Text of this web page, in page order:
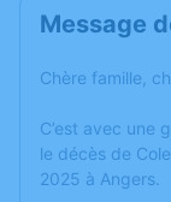
Message
Chère famille,
C’est avec une
le décès de
2025 à Angers.